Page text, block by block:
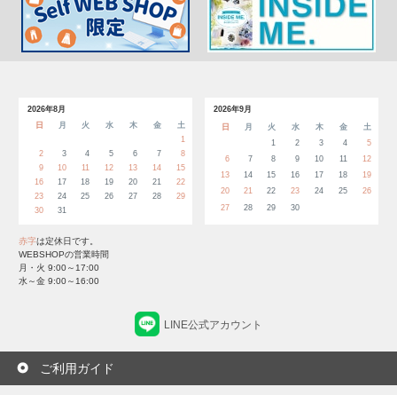
2026年8月
日
月 火 水 木 金
土
1
2
3 4 5 6 7
8
9
10 11 12 13 14
15
16
17 18 19 20 21
22
23
24 25 26 27 28
29
30
31
2026年9月
日
月 火 水 木 金
土
1
2 3 4
5
6
7 8 9 10 11
12
13
14 15 16 17 18
19
20
21 22 23 24 25
26
27
28 29 30
赤字は定休日です。
WEBSHOPの営業時間
月・火 9:00～17:00
水～金 9:00～16:00
LINE公式アカウント
ご利用ガイド